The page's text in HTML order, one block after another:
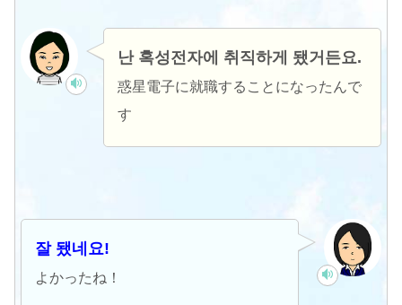
난 혹성전자에 취직하게 됐거든요.
惑星電子に就職することになったんで
す
잘 됐네요!
よかったね！